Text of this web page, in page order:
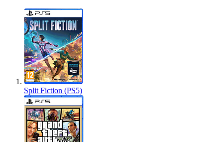
Split Fiction (PS5)